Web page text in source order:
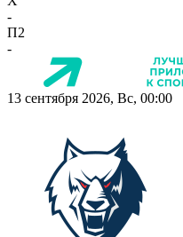
-
П2
-
13 сентября 2026, Вс, 00:00